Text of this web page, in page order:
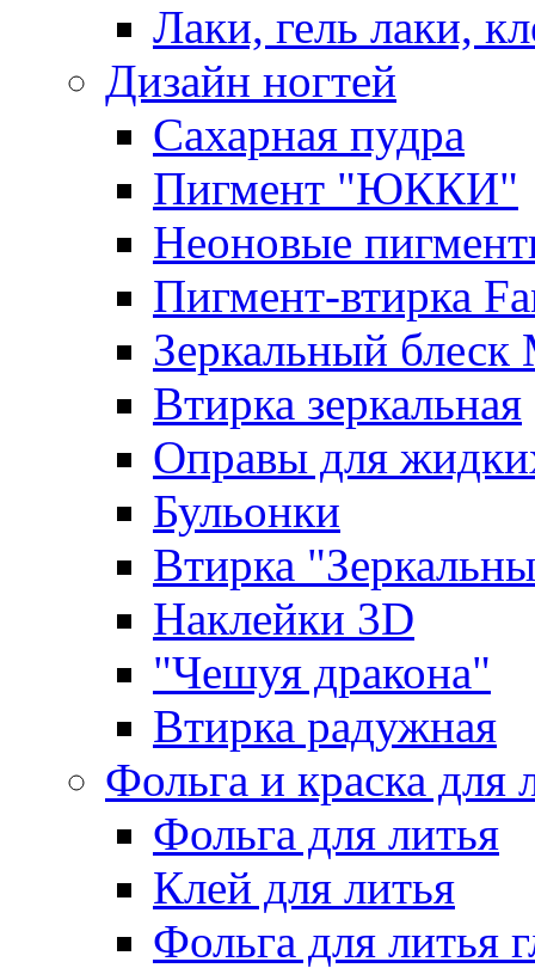
Лаки, гель лаки,
Дизайн ногтей
Сахарная пудра
Пигмент "ЮККИ"
Неоновые
Пигмент-втирка
Зеркальный блеск
Втирка зеркальная
Оправы для
Бульонки
Втирка
Наклейки 3D
"Чешуя дракона"
Втирка радужная
Фольга и краска для
Фольга для литья
Клей для литья
Фольга для литья